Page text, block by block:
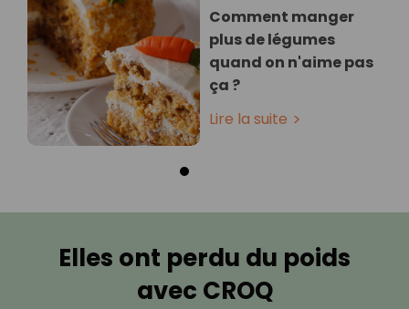
Comment manger
plus de légumes
quand on n'aime pas
ça ?
Lire la suite
Elles ont perdu du poids
avec CROQ